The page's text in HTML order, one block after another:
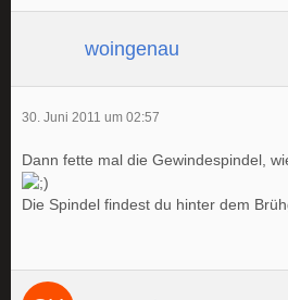
woingenau
30. Juni 2011 um 02:57
Dann fette mal die Gewindespindel,
Die Spindel findest du hinter dem